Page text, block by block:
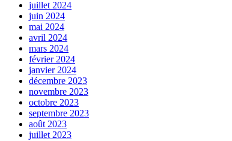
juillet 2024
juin 2024
mai 2024
avril 2024
mars 2024
février 2024
janvier 2024
décembre 2023
novembre 2023
octobre 2023
septembre 2023
août 2023
juillet 2023